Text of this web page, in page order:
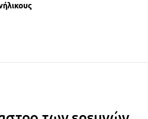
Αυτοκίνητο έσπασε